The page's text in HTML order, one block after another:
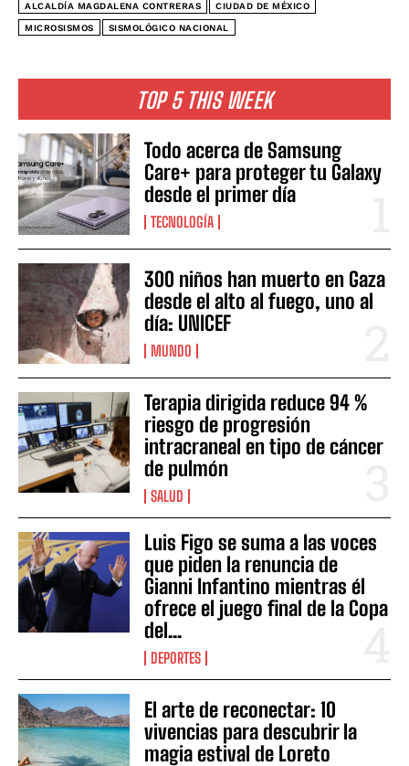
TOP 5 THIS WEEK
Todo acerca de Samsung
Care+ para proteger tu Galaxy
desde el primer día
TECNOLOGÍA
300 niños han muerto en Gaza
desde el alto al fuego, uno al
día: UNICEF
MUNDO
Terapia dirigida reduce 94 %
riesgo de progresión
intracraneal en tipo de cáncer
de pulmón
SALUD
Luis Figo se suma a las voces
que piden la renuncia de
Gianni Infantino mientras él
ofrece el juego final de la Copa
del...
DEPORTES
El arte de reconectar: 10
vivencias para descubrir la
magia estival de Loreto
ALCALDÍA MAGDALENA CONTRERAS CIUDAD DE MÉXICO
MICROSISMOS SISMOLÓGICO NACIONAL